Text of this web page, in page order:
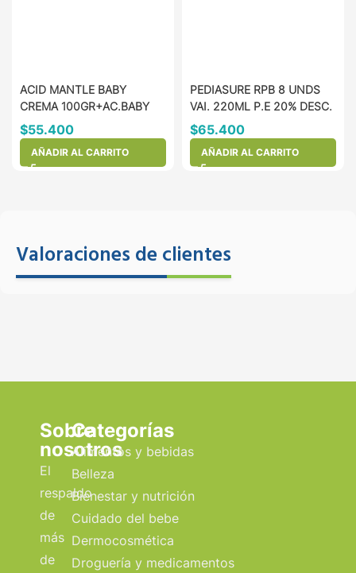
ACID MANTLE BABY
CREMA 100GR+AC.BABY
30G
$55.400
AÑADIR AL CARRITO
PEDIASURE RPB 8 UNDS
VAI. 220ML P.E 20% DESC.
$65.400
AÑADIR AL CARRITO
Valoraciones de clientes
Sobre
nosotros
El
respaldo
de
más
de
Categorías
Alimentos y bebidas
Belleza
Bienestar y nutrición
Cuidado del bebe
Dermocosmética
Droguería y medicamentos